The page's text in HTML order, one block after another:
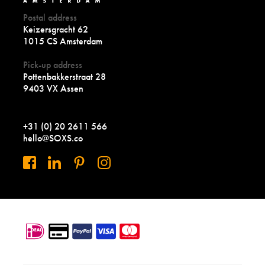
Postal address
Keizersgracht 62
1015 CS Amsterdam
Pick-up address
Pottenbakkerstraat 28
9403 VX Assen
+31 (0) 20 2611 566
hello@SOXS.co